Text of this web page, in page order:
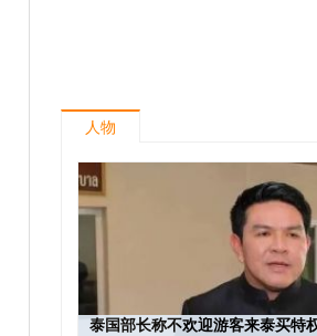
人物
泰国部长称不欢迎游客来泰买特